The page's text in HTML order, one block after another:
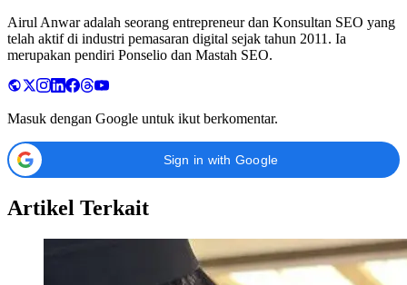
Airul Anwar adalah seorang entrepreneur dan Konsultan SEO yang
telah aktif di industri pemasaran digital sejak tahun 2011. Ia
merupakan pendiri Ponselio dan Mastah SEO.
Masuk dengan Google untuk ikut berkomentar.
Sign in with Google
Artikel Terkait